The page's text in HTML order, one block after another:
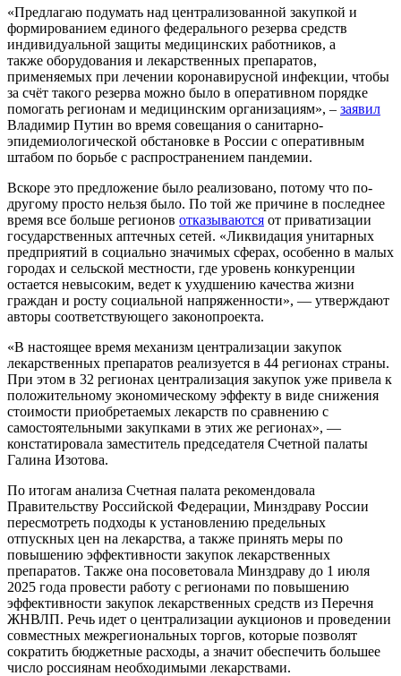
«Предлагаю подумать над централизованной закупкой и
формированием единого федерального резерва средств
индивидуальной защиты медицинских работников, а
также оборудования и лекарственных препаратов,
применяемых при лечении коронавирусной инфекции, чтобы
за счёт такого резерва можно было в оперативном порядке
помогать регионам и медицинским организациям», – заявил
Владимир Путин во время совещания о санитарно-
эпидемиологической обстановке в России с оперативным
штабом по борьбе с распространением пандемии.
Вскоре это предложение было реализовано, потому что по-
другому просто нельзя было. По той же причине в последнее
время все больше регионов отказываются от приватизации
государственных аптечных сетей. «Ликвидация унитарных
предприятий в социально значимых сферах, особенно в малых
городах и сельской местности, где уровень конкуренции
остается невысоким, ведет к ухудшению качества жизни
граждан и росту социальной напряженности», — утверждают
авторы соответствующего законопроекта.
«В настоящее время механизм централизации закупок
лекарственных препаратов реализуется в 44 регионах страны.
При этом в 32 регионах централизация закупок уже привела к
положительному экономическому эффекту в виде снижения
стоимости приобретаемых лекарств по сравнению с
самостоятельными закупками в этих же регионах», —
констатировала заместитель председателя Счетной палаты
Галина Изотова.
По итогам анализа Счетная палата рекомендовала
Правительству Российской Федерации, Минздраву России
пересмотреть подходы к установлению предельных
отпускных цен на лекарства, а также принять меры по
повышению эффективности закупок лекарственных
препаратов. Также она посоветовала Минздраву до 1 июля
2025 года провести работу с регионами по повышению
эффективности закупок лекарственных средств из Перечня
ЖНВЛП. Речь идет о централизации аукционов и проведении
совместных межрегиональных торгов, которые позволят
сократить бюджетные расходы, а значит обеспечить большее
число россиянам необходимыми лекарствами.